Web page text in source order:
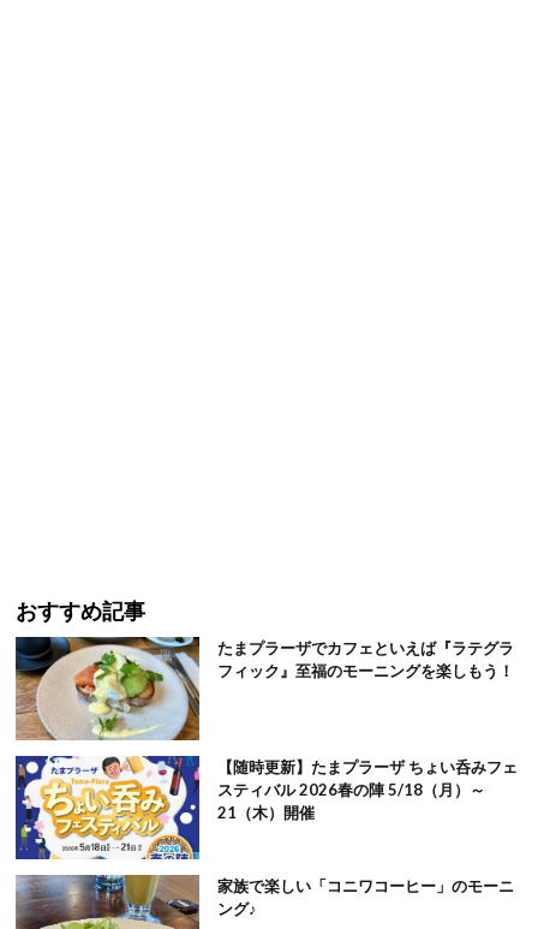
おすすめ記事
たまプラーザでカフェといえば『ラテグラ
フィック』至福のモーニングを楽しもう！
【随時更新】たまプラーザ ちょい呑みフェ
スティバル 2026春の陣 5/18（月）～
21（木）開催
家族で楽しい「コニワコーヒー」のモーニ
ング♪